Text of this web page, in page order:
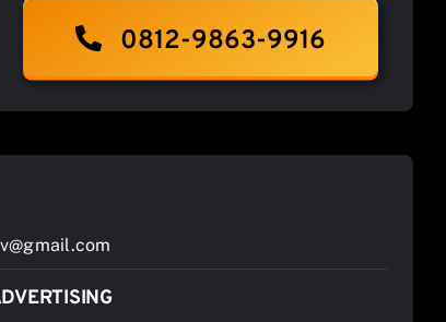
0812-9863-9916